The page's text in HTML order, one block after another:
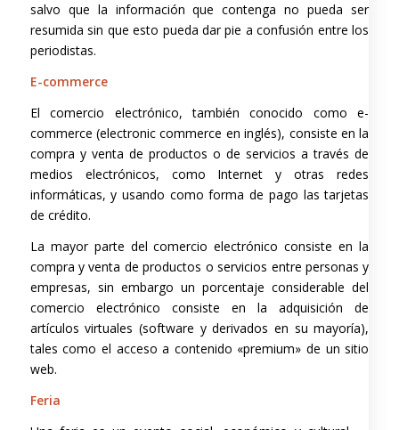
salvo que la información que contenga no pueda ser
resumida sin que esto pueda dar pie a confusión entre los
periodistas.
E-commerce
El comercio electrónico, también conocido como e-
commerce (electronic commerce en inglés), consiste en la
compra y venta de productos o de servicios a través de
medios electrónicos, como Internet y otras redes
informáticas, y usando como forma de pago las tarjetas
de crédito.
La mayor parte del comercio electrónico consiste en la
compra y venta de productos o servicios entre personas y
empresas, sin embargo un porcentaje considerable del
comercio electrónico consiste en la adquisición de
artículos virtuales (software y derivados en su mayoría),
tales como el acceso a contenido «premium» de un sitio
web.
Feria